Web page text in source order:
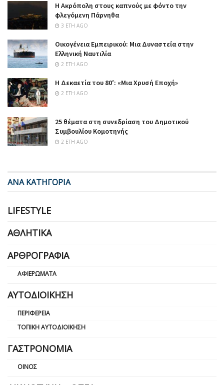
Η Ακρόπολη στους καπνούς με φόντο την
φλεγόμενη Πάρνηθα
3 ΈΤΗ AGO
Οικογένεια Εμπειρικού: Μια Δυναστεία στην
Ελληνική Ναυτιλία
2 ΈΤΗ AGO
Η Δεκαετία του 80′: «Μια Χρυσή Εποχή»
2 ΈΤΗ AGO
25 θέματα στη συνεδρίαση του Δημοτικού
Συμβουλίου Κομοτηνής
2 ΈΤΗ AGO
ΑΝΑ ΚΑΤΗΓΟΡΙΑ
LIFESTYLE
ΑΘΛΗΤΙΚΆ
ΑΡΘΡΟΓΡΑΦΊΑ
ΑΦΙΕΡΏΜΑΤΑ
ΑΥΤΟΔΙΟΊΚΗΣΗ
ΠΕΡΙΦΈΡΕΙΑ
ΤΟΠΙΚΉ ΑΥΤΟΔΙΟΊΚΗΣΗ
ΓΑΣΤΡΟΝΟΜΊΑ
ΟΊΝΟΣ